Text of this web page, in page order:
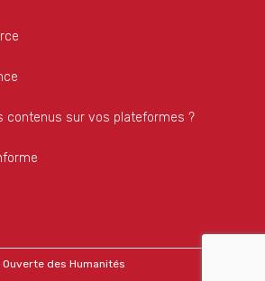
contenus sur vos plateformes ?
des Humanités